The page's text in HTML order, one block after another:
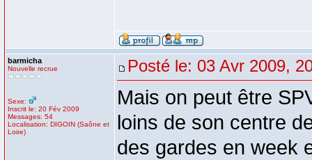
barmicha
Nouvelle recrue
Sexe:
Inscrit le: 20 Fév 2009
Messages: 54
Localisation: DIGOIN (Saône et
Loire)
Posté le: 03 Avr 2009,
Mais on peut être
loins de son centre
des gardes en week